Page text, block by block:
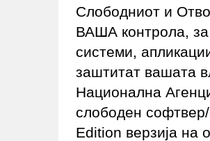
Слободниот и
ВАША контрола, за
системи,
заштитат вашата
Национална
слободен
Edition верзија на